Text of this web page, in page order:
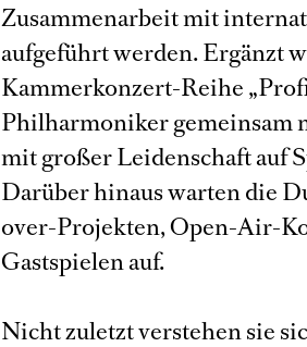
Zusammenarbeit mit
aufgeführt werden. Ergänzt
Kammerkonzert-Reihe
Philharmoniker gemeinsam
mit großer Leidenschaft auf
Darüber hinaus warten die
over-Projekten, Open-Air-
Gastspielen auf.
Nicht zuletzt verstehen sie